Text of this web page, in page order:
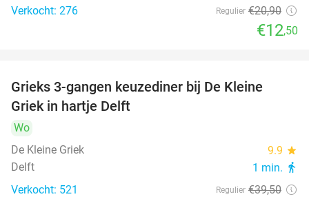
Verkocht: 276 Regulier €20,90
€12,50
Grieks 3-gangen keuzediner bij De Kleine
Griek in hartje Delft
Wo
De Kleine Griek
9.9 star
Delft 1 min. directions_walk
Verkocht: 521 Regulier €39,50